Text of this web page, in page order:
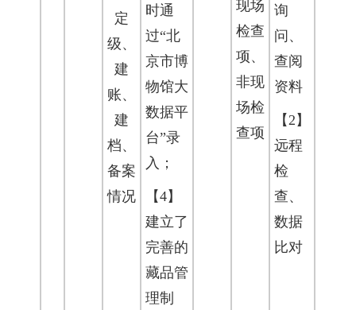
定
级、
建
账、
建
档、
备案
情况
时通
过“北
京市博
物馆大
数据平
台”录
入；
【4】
建立了
完善的
藏品管
理制
现场
检查
项、
非现
场检
查项
询
问、
查阅
资料
【2】
远程
检
查、
数据
比对